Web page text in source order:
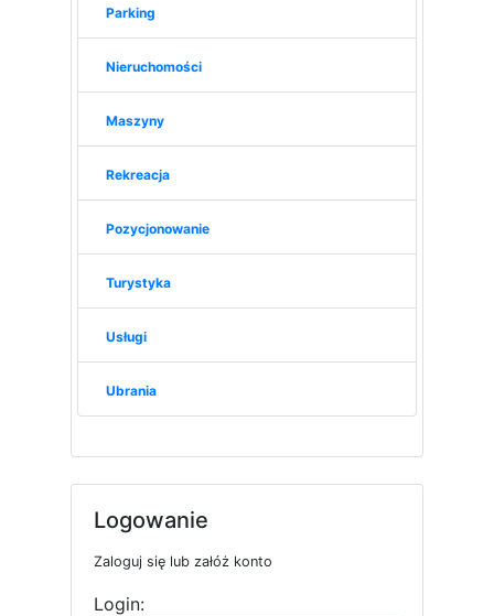
Parking
Nieruchomości
Maszyny
Rekreacja
Pozycjonowanie
Turystyka
Usługi
Ubrania
Logowanie
Zaloguj się lub załóż konto
Login: